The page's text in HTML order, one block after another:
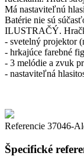
Má nastaviteľnú
Batérie nie sú
ILUSTRAČÝ.
- svetelný projektor
- hrkajúce farebné
- 3 melódie a zvuk
- nastaviteľná
Referencie 37046-
Špecifické